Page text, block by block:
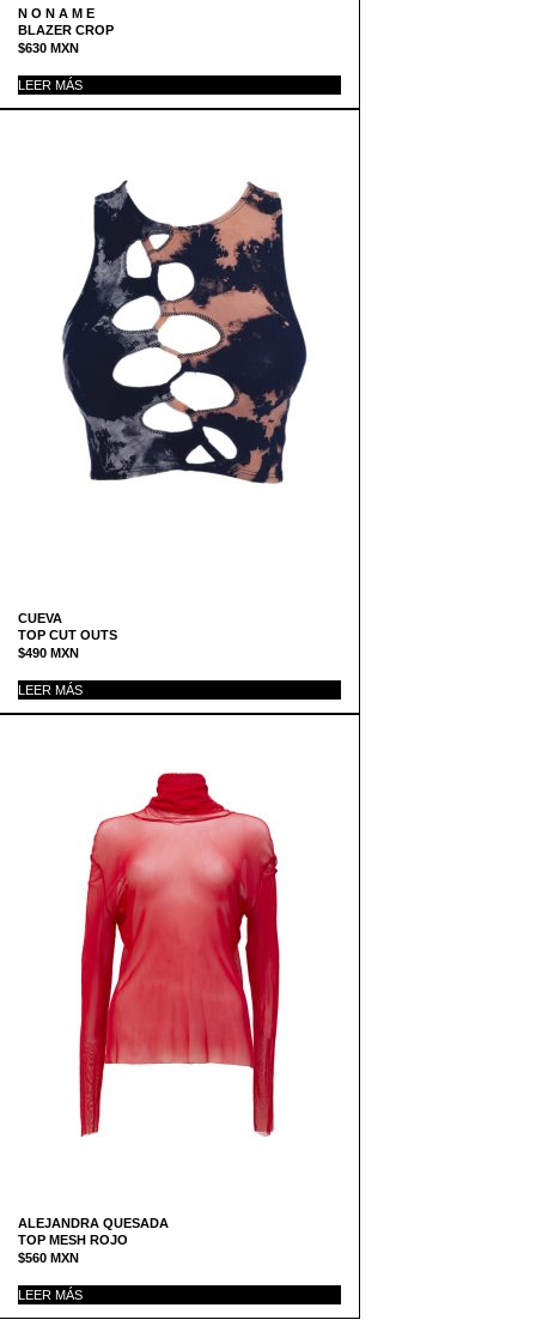
N O N A M E
BLAZER CROP
$630 MXN
LEER MÁS
CUEVA
TOP CUT OUTS
$490 MXN
LEER MÁS
ALEJANDRA QUESADA
TOP MESH ROJO
$560 MXN
LEER MÁS